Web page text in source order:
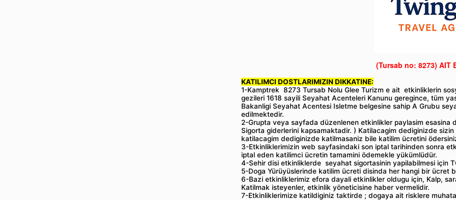
(Tursab no: 8273)AIT
KATILIMCI DOSTLARIMIZIN DIKKATINE:
1-Kamptrek 8273 Tursab Nolu Glee Turizm e ait etkinliklerin
gezileri 1618 sayili Seyahat Acenteleri Kanunu geregince, tüm
Bakanligi Seyahat Acentesi Isletme belgesine sahip A Grubu
edilmektedir.
2-Grupta veya sayfada düzenlenen etkinlikler paylasim esasina
Sigorta giderlerini kapsamaktadir. ) Katilacagim dediginizde
katilacagim dediginizde katilmasaniz bile katilim ücretini
3-Etkinliklerimizin web sayfasindaki son iptal tarihinden sonra
iptal eden katilimci ücretin tamamini ödemekle yükümlüdür.
4-Sehir disi etkinliklerde seyahat sigortasinin yapilabilmesi için
5-Doga Yürüyüslerinde katilim ücreti disinda her hangi bir ücret
6-Bazi etkinliklerimiz efora dayali etkinlikler oldugu için, Kalp,
Katilmak isteyenler, etkinlik yöneticisine haber vermelidir.
7-Etkinliklerimize katildiginiz taktirde ; dogaya ait risklere